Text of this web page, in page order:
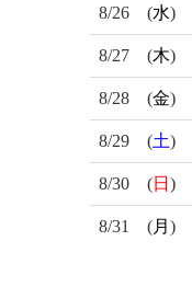
8/26 (水)
8/27 (木)
8/28 (金)
8/29 (土)
8/30 (日 )
8/31 (月 )